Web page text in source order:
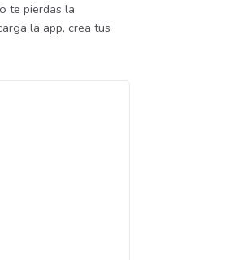
te pierdas la
la app, crea tus